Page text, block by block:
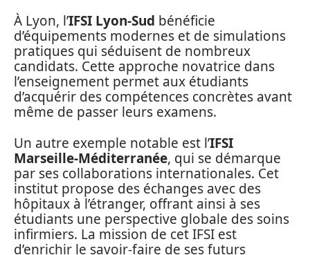
À Lyon, l’IFSI Lyon-Sud bénéficie
d’équipements modernes et de simulations
pratiques qui séduisent de nombreux
candidats. Cette approche novatrice dans
l’enseignement permet aux étudiants
d’acquérir des compétences concrètes avant
même de passer leurs examens.
Un autre exemple notable est l’IFSI
Marseille-Méditerranée, qui se démarque
par ses collaborations internationales. Cet
institut propose des échanges avec des
hôpitaux à l’étranger, offrant ainsi à ses
étudiants une perspective globale des soins
infirmiers. La mission de cet IFSI est
d’enrichir le savoir-faire de ses futurs